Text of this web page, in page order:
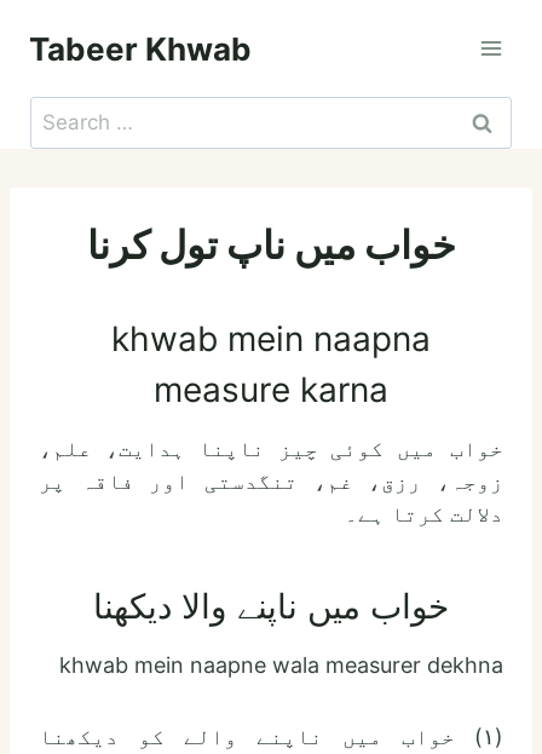
Tabeer Khwab
Search
for:
خواب میں ناپ تول کرنا
khwab mein naapna
measure karna
خواب میں کوئی چیز ناپنا ہدایت، علم،
زوجہ، رزق، غم، تنگدستی اور فاقہ پر
دلالت کرتا ہے۔
خواب میں ناپنے والا دیکھنا
khwab mein naapne wala measurer dekhna
(١) خواب میں ناپنے والے کو دیکھنا